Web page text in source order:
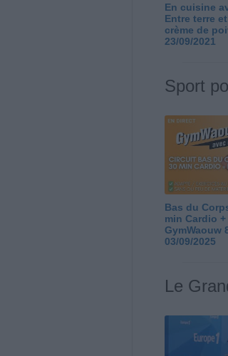
En cuisine
Entre terre
crème de
23/09/2021
Sport
Bas du
min Cardio
GymWaouw
03/09/2025
Le